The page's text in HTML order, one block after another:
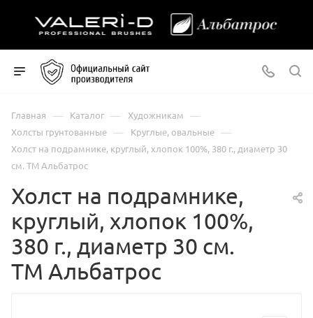
Главная — Каталог — Художникам —
Холсты грунтованные — Круглые, овальные —
Холст на подрамнике, круглый, хлопок 100%, 380 г., диаметр 30
см. ТМ Альбатрос
Холст на подрамнике,
круглый, хлопок 100%,
380 г., диаметр 30 см.
ТМ Альбатрос